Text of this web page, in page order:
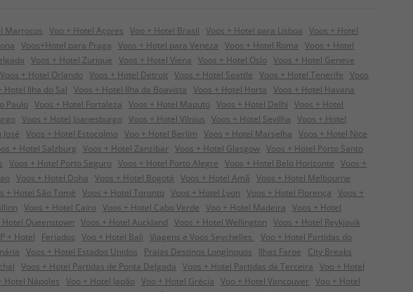
Marrocos Voo + Hotel Açores Voo + Hotel Brasil Voos + Hotel para Lisboa Voos + Hotel
Voos+Hotel para Praga Voos + Hotel para Veneza Voos + Hotel Roma Voos + Hotel
Voos + Hotel Zurique Voos + Hotel Viena Voos + Hotel Oslo Voos + Hotel Geneve
Voos + Hotel Orlando Voos + Hotel Detroit Voos + Hotel Seattle Voos + Hotel Tenerife Voos
Hotel Ilha do Sal Voos + Hotel Ilha da Boavista Voos + Hotel Horta Voos + Hotel Havana
Paulo Voos + Hotel Fortaleza Voos + Hotel Maputo Voos + Hotel Delhi Voos + Hotel
Voos + Hotel Joanesburgo Voos + Hotel Vilnius Voos + Hotel Sevilha Voos + Hotel
Voos + Hotel Estocolmo Voo + Hotel Berlim Voos + Hotel Marselha Voos + Hotel Nice
+ Hotel Salzburg Voos + Hotel Zanzibar Voos + Hotel Glasgow Voos + Hotel Porto Santo
Voos + Hotel Porto Seguro Voos + Hotel Porto Alegre Voos + Hotel Belo Horizonte Voos +
Voos + Hotel Doha Voos + Hotel Bogotá Voos + Hotel Amã Voos + Hotel Melbourne
+ Hotel São Tomé Voos + Hotel Toronto Voos + Hotel Lyon Voos + Hotel Florença Voos +
Voos + Hotel Cairo Voos + Hotel Cabo Verde Voo + Hotel Madeira Voos + Hotel
Hotel Queenstown Voos + Hotel Auckland Voos + Hotel Wellington Voos + Hotel Reykjavik
+ Hotel Feriados Voo + Hotel Bali Viagens e Voos Seychelles
Voo + Hotel Partidas do
Voos + Hotel Estados Unidos Praias Destinos Longínquos Ilhas Faroe
City Breaks
Voos + Hotel Partidas de Ponta Delgada Voos + Hotel Partidas da Terceira Voo + Hotel
Hotel Nápoles Voo + Hotel Japão Voo + Hotel Grécia Voo + Hotel Vancouver Voo + Hotel